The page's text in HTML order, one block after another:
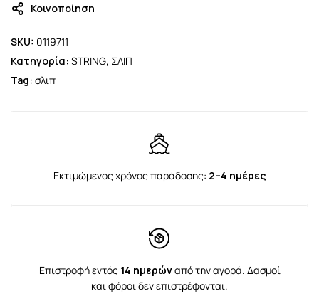
Κοινοποίηση
SKU: 0119711
Κατηγορία: STRING, ΣΛΙΠ
Tag: σλιπ
Εκτιμώμενος χρόνος παράδοσης: 2–4 ημέρες
Επιστροφή εντός 14 ημερώναπό την αγορά. Δασμοί
και φόροι δεν επιστρέφονται.